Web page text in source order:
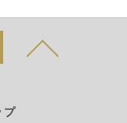
プ